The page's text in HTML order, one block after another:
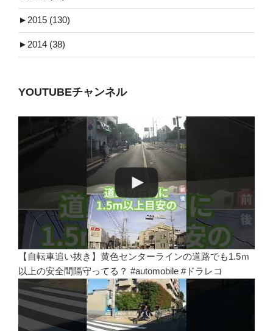
► 2015 (130)
► 2014 (38)
YOUTUBEチャンネル
【自転車追い抜き】黄色センターラインの道路でも1.5ｍ
以上の安全間隔守ってる？ #automobile #ドラレコ